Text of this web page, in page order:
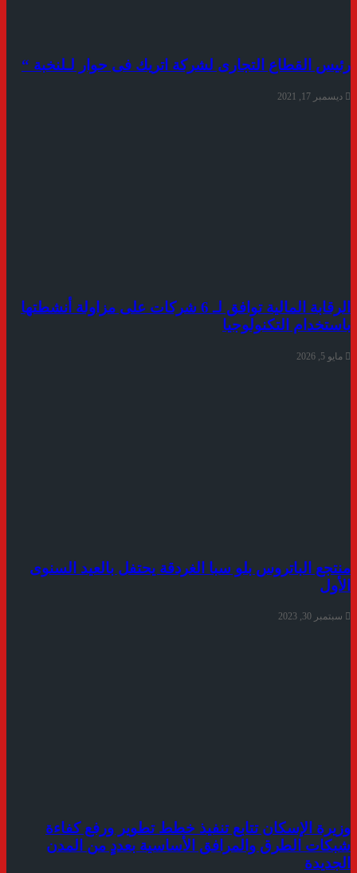
رئيس القطاع التجارى لشركة اتريك فى حوار لـلنخبة “
ديسمبر 17, 2021
الرقابة المالية توافق لـ 6 شركات على مزاولة أنشطتها
باستخدام التكنولوجيا
مايو 5, 2026
منتجع الباتروس بلو سبا الغردقة يحتفل بالعيد السنوى
الأول
سبتمبر 30, 2023
وزيرة الإسكان تتابع تنفيذ خطط تطوير ورفع كفاءة
شبكات الطرق والمرافق الأساسية بعددٍ من المدن
الجديدة